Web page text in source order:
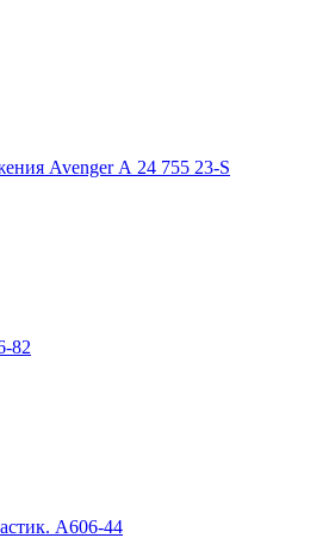
Avenger А 24 755 23-S
82
А606-44